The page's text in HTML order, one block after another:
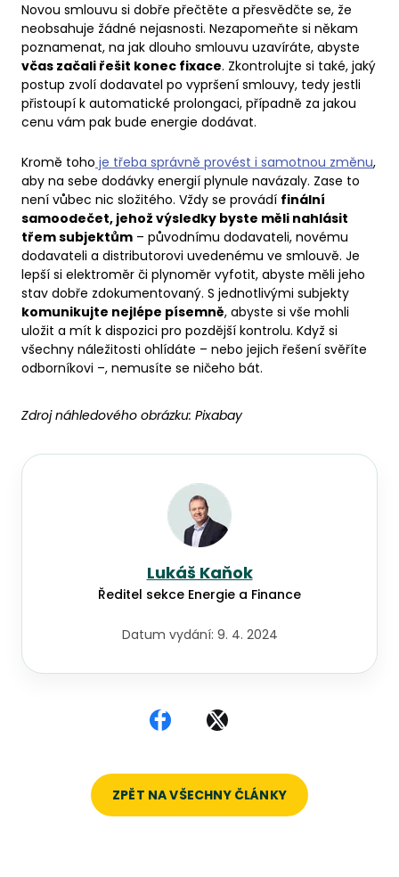
Novou smlouvu si dobře přečtěte a přesvědčte se, že
neobsahuje žádné nejasnosti. Nezapomeňte si někam
poznamenat, na jak dlouho smlouvu uzavíráte, abyste
včas začali řešit konec fixace. Zkontrolujte si také, jaký
postup zvolí dodavatel po vypršení smlouvy, tedy jestli
přistoupí k automatické prolongaci, případně za jakou
cenu vám pak bude energie dodávat.
Kromě toho je třeba správně provést i samotnou změnu,
aby na sebe dodávky energií plynule navázaly. Zase to
není vůbec nic složitého. Vždy se provádí finální
samoodečet, jehož výsledky byste měli nahlásit
třem subjektům – původnímu dodavateli, novému
dodavateli a distributorovi uvedenému ve smlouvě. Je
lepší si elektroměr či plynoměr vyfotit, abyste měli jeho
stav dobře zdokumentovaný. S jednotlivými subjekty
komunikujte nejlépe písemně, abyste si vše mohli
uložit a mít k dispozici pro pozdější kontrolu. Když si
všechny náležitosti ohlídáte – nebo jejich řešení svěříte
odborníkovi –, nemusíte se ničeho bát.
Zdroj náhledového obrázku: Pixabay
Lukáš Kaňok
Ředitel sekce Energie a Finance
Datum vydání: 9. 4. 2024
Sdílet na Facebooku
Sdílet na X
ZPĚT NA VŠECHNY ČLÁNKY